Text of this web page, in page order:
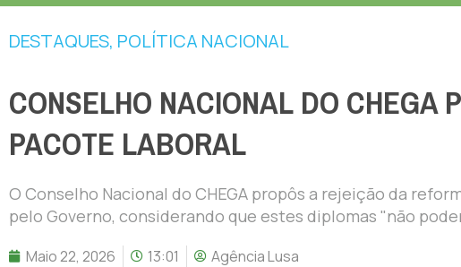
DESTAQUES, POLÍTICA NACIONAL
CONSELHO NACIONAL DO CHEGA
PACOTE LABORAL
O Conselho Nacional do CHEGA propôs a rejeição da
pelo Governo, considerando que estes diplomas "não
Maio 22, 2026 13:01 Agência Lusa